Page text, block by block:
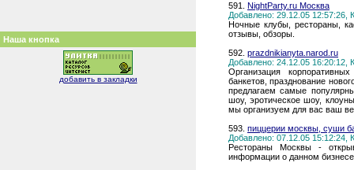
Наша кнопка
добавить в закладки
591. NightParty.ru Москва
Добавлено: 29.12.05 12:57:26,
Ночные клубы, рестораны,
отзывы, обзоры.
592. prazdnikianyta.narod.ru
Добавлено: 24.12.05 16:20:12,
Организация
банкетов, празднование
предлагаем самые
шоу, эротическое шоу,
мы организуем для вас ваш
593. пиццерии москвы, суши
Добавлено: 07.12.05 15:12:24,
Рестораны Москвы -
информации о данном